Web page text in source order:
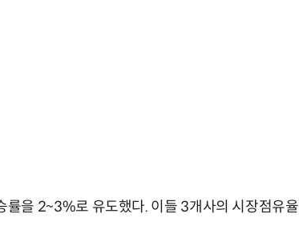
률을 2~3%로 유도했다. 이들 3개사의 시장점유율